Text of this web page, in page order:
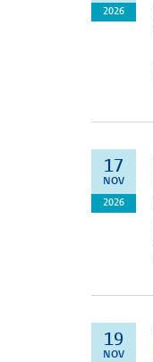
2026
17
NOV
2026
19
NOV